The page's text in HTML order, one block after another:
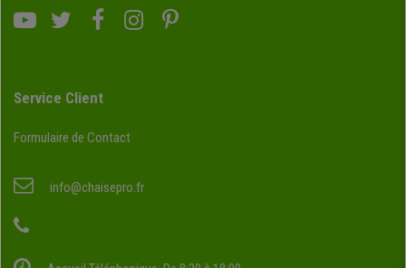
Service Client
Formulaire de Contact
info@chaisepro.fr